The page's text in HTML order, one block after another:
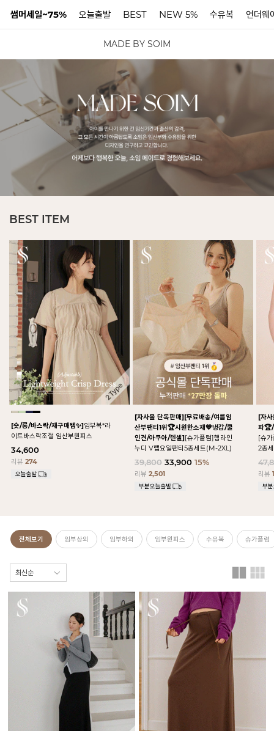
썸머세일~75% 오늘출발 BEST NEW 5% 수유복 언더웨
MADE BY SOIM
BEST ITEM
[숏/롱/바스락/재구매템✨]임부복*라
이트바스락조절 임산부원피스
34,600
리뷰 274
[자사몰 단독판매][무료배송/여름임
산부팬티1위🏆시원한소재💙냉감/쿨
인견/아쿠아/텐셀][슈가플럼]햄라인
누디 V랩요일팬티5종세트(M-2XL)
39,800 33,900 15%
리뷰2,501
[자
파
[슈
2종
리뷰
전체보기 임부상의 임부하의 임부원피스 수유복 슈가플럼